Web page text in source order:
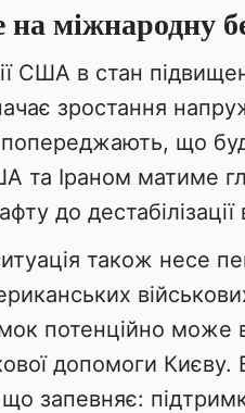
міжнародну
США в стан
зростання
що
та Іраном матиме
до дестабілізації
також несе
потенційно може
допомоги Києву.
запевняє: